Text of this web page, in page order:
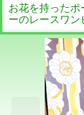
お花を持った
ーのレースワ